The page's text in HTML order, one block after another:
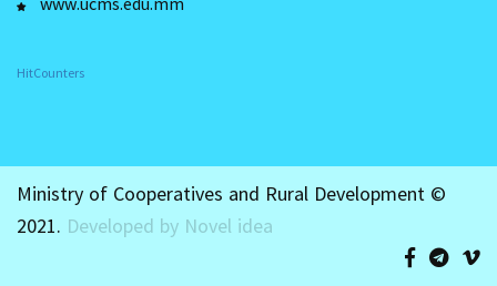
HitCounters
Ministry of Cooperatives and Rural Development ©
2021. Developed by Novel idea